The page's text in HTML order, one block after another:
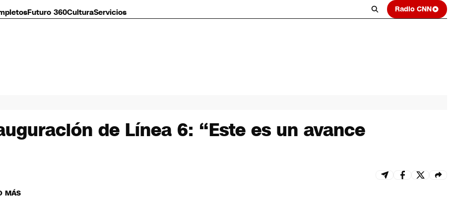
Futuro 360CulturaServicios Radio CNN
de Línea 6: “Este es un avance
MÁS